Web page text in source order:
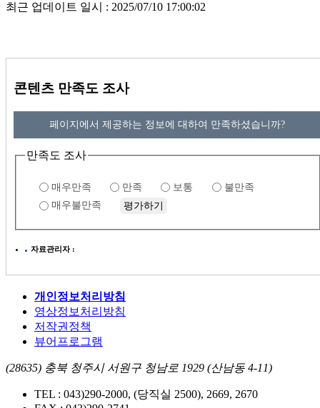
최근 업데이트 일시 : 2025/07/10 17:00:02
콘텐츠 만족도 조사
페이지에서 제공하는 정보에 대하여 만족하셨습니까?
만족도 조사
매우만족 만족 보통
불만족
매우불만족
자료관리자 :
개인정보처리방침
영상정보처리방침
저작권정책
뷰어프로그램
(28635) 충북 청주시 서원구 청남로 1929 (산남동 4-11)
TEL : 043)290-2000, (당직실 2500), 2669, 2670